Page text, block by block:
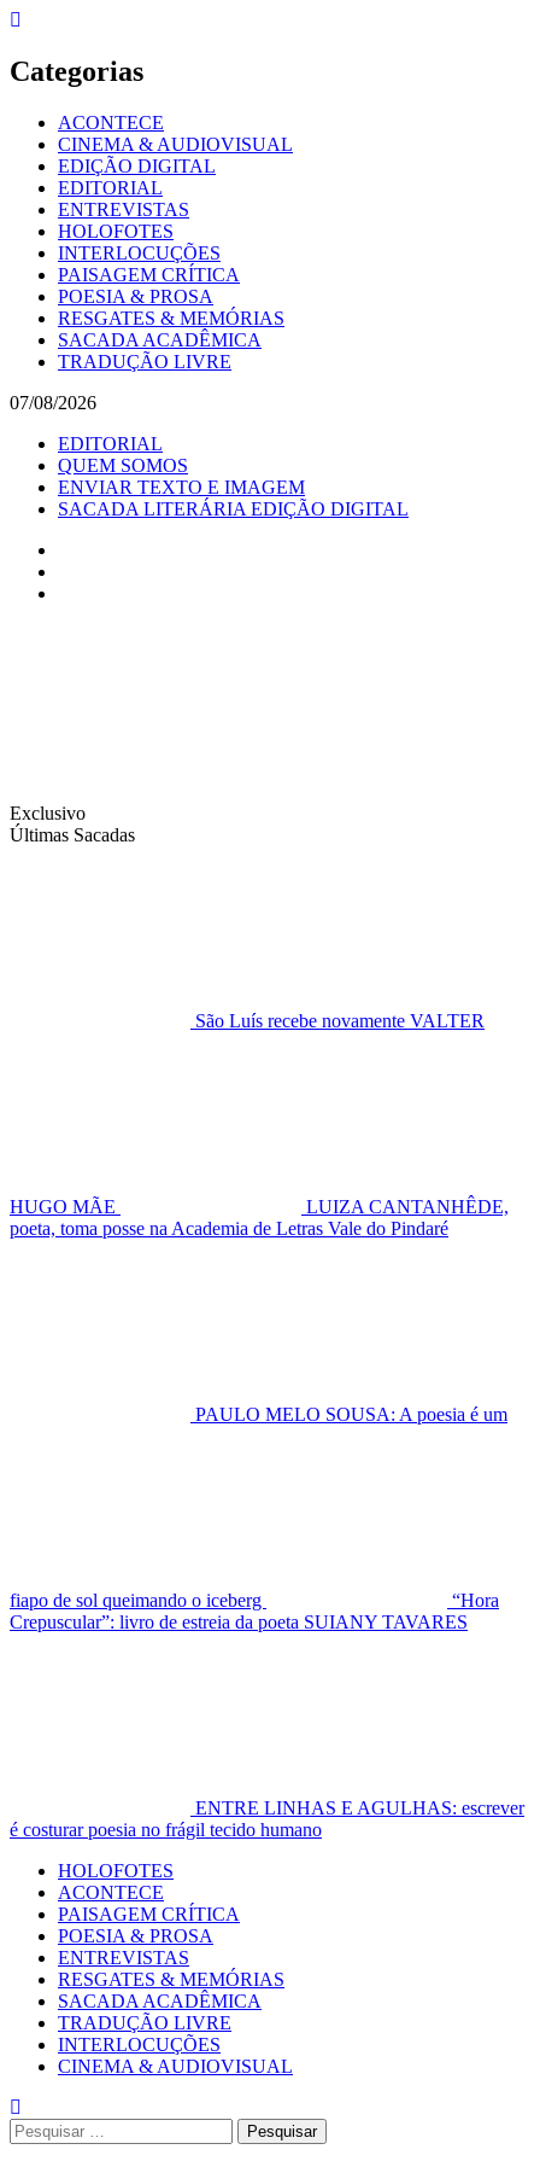
Skip
content
Categorias
ACONTECE
CINEMA & AUDIOVISUAL
EDIÇÃO DIGITAL
EDITORIAL
ENTREVISTAS
HOLOFOTES
INTERLOCUÇÕES
PAISAGEM CRÍTICA
POESIA & PROSA
RESGATES & MEMÓRIAS
SACADA ACADÊMICA
TRADUÇÃO LIVRE
07/08/2026
EDITORIAL
QUEM SOMOS
ENVIAR TEXTO E IMAGEM
SACADA LITERÁRIA EDIÇÃO DIGITAL
Exclusivo
Últimas Sacadas
São Luís recebe novamente VALTER
HUGO MÃE
LUIZA CANTANHÊDE,
poeta, toma posse na Academia de Letras Vale do Pindaré
PAULO MELO SOUSA: A poesia é um
fiapo de sol queimando o iceberg
“Hora
Crepuscular”: livro de estreia da poeta SUIANY TAVARES
ENTRE LINHAS E AGULHAS: escrever
é costurar poesia no frágil tecido humano
Primary
Menu
HOLOFOTES
ACONTECE
PAISAGEM CRÍTICA
POESIA & PROSA
ENTREVISTAS
RESGATES & MEMÓRIAS
SACADA ACADÊMICA
TRADUÇÃO LIVRE
INTERLOCUÇÕES
CINEMA & AUDIOVISUAL
Pesquisar
por: